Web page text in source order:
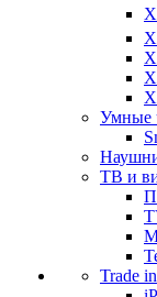
Умные
ТВ и
Trade in